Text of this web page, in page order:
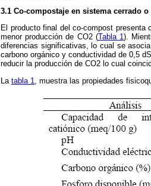
3.1 Co-compostaje en sistema cerrado
El producto final del co-compost
menor producción de CO2 (Tabla 1).
diferencias significativas, lo cual se
carbono orgánico y conductividad de 0,5
reducir la producción de CO2 lo cual
La tabla 1 , muestra las propiedades